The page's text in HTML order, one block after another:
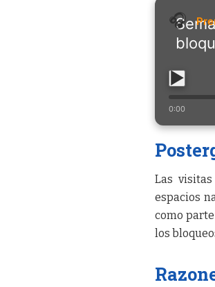
0:00
Las
espacios
como
los